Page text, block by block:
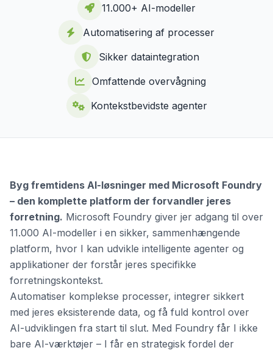
11.000+ AI-modeller
Automatisering af processer
Sikker dataintegration
Omfattende overvågning
Kontekstbevidste agenter
Byg fremtidens AI-løsninger med Microsoft Foundry
– den komplette platform der forvandler jeres
forretning. Microsoft Foundry giver jer adgang til over
11.000 AI-modeller i en sikker, sammenhængende
platform, hvor I kan udvikle intelligente agenter og
applikationer der forstår jeres specifikke
forretningskontekst.
Automatiser komplekse processer, integrer sikkert
med jeres eksisterende data, og få fuld kontrol over
AI-udviklingen fra start til slut. Med Foundry får I ikke
bare AI-værktøjer – I får en strategisk fordel der